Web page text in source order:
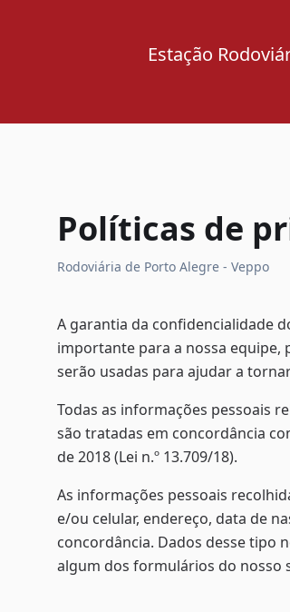
Estação
Políticas de
Rodoviária de Porto Alegre - Veppo
A garantia da confidencialidade
importante para a nossa equipe,
serão usadas para ajudar a
Todas as informações pessoais
são tratadas em concordância
de 2018 (Lei n.º 13.709/18).
As informações pessoais
e/ou celular, endereço, data de
concordância. Dados desse tipo
algum dos formulários do nosso